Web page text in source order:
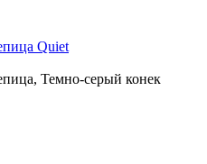
Quiet
Темно-серый конек